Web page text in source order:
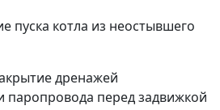
пуска котла из неостывшего
дренажей
паропровода перед задвижкой